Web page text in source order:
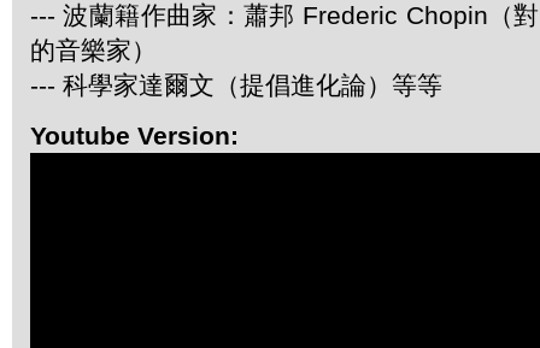
--- 波蘭籍作曲家：蕭邦 Frederic Chopin（
的音樂家）
--- 科學家達爾文（提倡進化論）等等
Youtube Version: